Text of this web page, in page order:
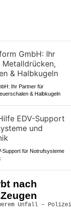
Ihr Partner für
& Halbkugeln
Support für Notrufsysteme
nach